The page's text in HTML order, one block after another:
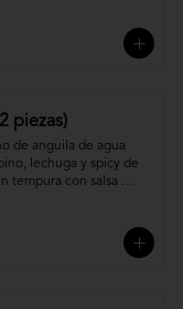
piezas)
de anguila de agua
lechuga y spicy de
tempura con salsa